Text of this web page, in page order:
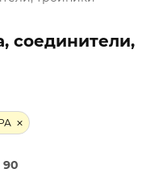
соединители,
90